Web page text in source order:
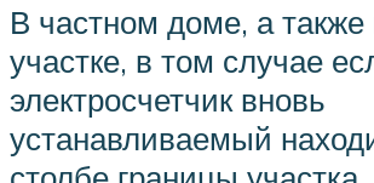
В частном доме, а
участке, в том случае
электросчетчик вновь
устанавливаемый